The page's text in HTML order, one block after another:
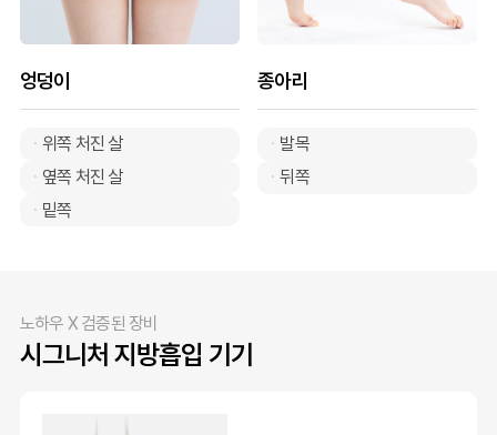
엉덩이
위쪽 처진 살
옆쪽 처진 살
밑쪽
종아리
발목
뒤쪽
노하우 X 검증된 장비
시그니처 지방흡입 기기